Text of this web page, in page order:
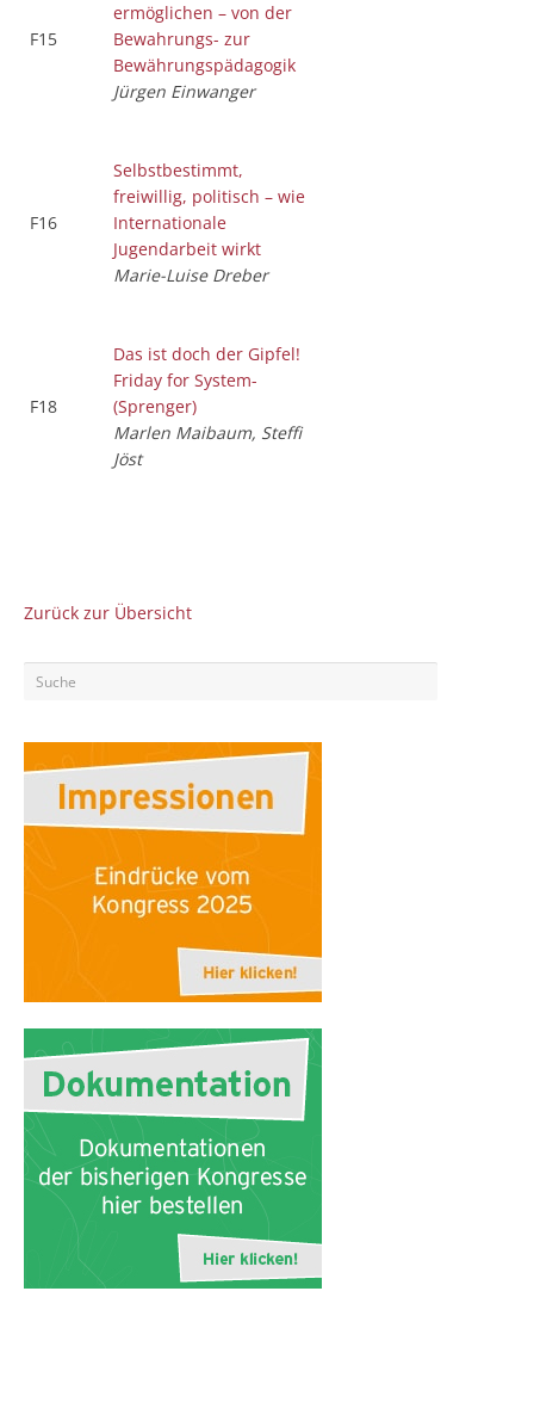
F15
ermöglichen – von der
Bewahrungs- zur
Bewährungspädagogik
Jürgen Einwanger
F16
Selbstbestimmt,
freiwillig, politisch – wie
Internationale
Jugendarbeit wirkt
Marie-Luise Dreber
F18
Das ist doch der Gipfel!
Friday for System-
(Sprenger)
Marlen Maibaum, Steffi
Jöst
Zurück zur Übersicht